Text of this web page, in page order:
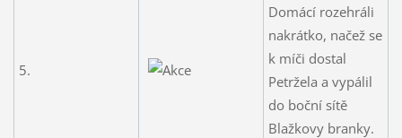
5.
Domácí rozehráli
nakrátko, načež se
k míči dostal
Petržela a vypálil
do boční sítě
Blažkovy branky.